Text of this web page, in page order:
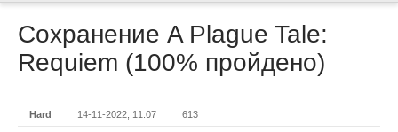
Сохранение A Plague Tale:
Requiem (100% пройдено)
Hard 14-11-2022, 11:07 613